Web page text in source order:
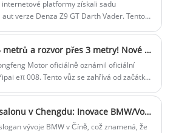
že tato společnost je tak upřímná a tak
je tak upřímná, tak zdrženlivá, tak zdvořilá.
internetové platformy získali sadu
verze Denza Z9 GT Darth Vader. Tento
Denza, který model právě řídil, řekl,
konferenci o Denze Z9 GT a
Auto je dlouhé 5 metrů a rozvor přes 3 metry! Nové auto jiného táty je na úrovni 27 564 $ ideální náhrada?
Motor oficiálně oznámil oficiální
eπ 008. Tento vůz se zahřívá od začátku
Pozorování autosalonu v Chengdu: Inovace BMW/Volkswagen v čínském stylu
vývoje BMW v Číně, což znamená, že